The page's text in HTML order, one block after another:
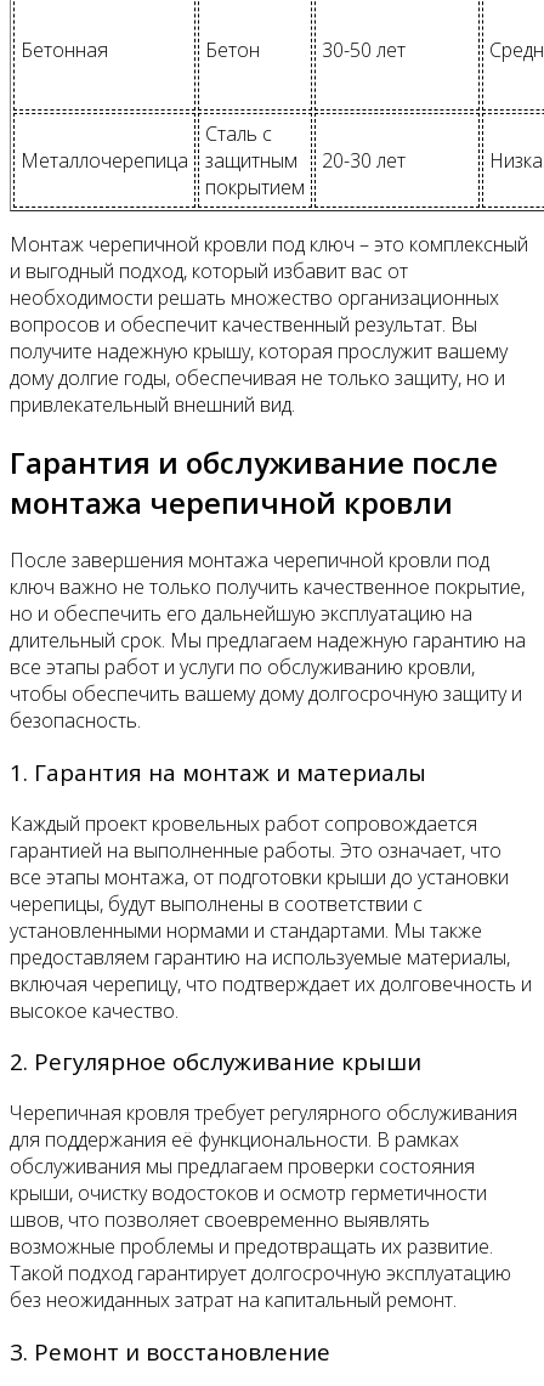
Бетонная Бетон 30-50 лет
Металлочерепица
Сталь с
защитным
покрытием
20-30 лет
Монтаж черепичной кровли под ключ – это комплексный
и выгодный подход, который избавит вас от
необходимости решать множество организационных
вопросов и обеспечит качественный результат. Вы
получите надежную крышу, которая прослужит вашему
дому долгие годы, обеспечивая не только защиту, но и
привлекательный внешний вид.
Гарантия и обслуживание после
монтажа черепичной кровли
После завершения монтажа черепичной кровли под
ключ важно не только получить качественное покрытие,
но и обеспечить его дальнейшую эксплуатацию на
длительный срок. Мы предлагаем надежную гарантию на
все этапы работ и услуги по обслуживанию кровли,
чтобы обеспечить вашему дому долгосрочную защиту и
безопасность.
1. Гарантия на монтаж и материалы
Каждый проект кровельных работ сопровождается
гарантией на выполненные работы. Это означает, что
все этапы монтажа, от подготовки крыши до установки
черепицы, будут выполнены в соответствии с
установленными нормами и стандартами. Мы также
предоставляем гарантию на используемые материалы,
включая черепицу, что подтверждает их долговечность и
высокое качество.
2. Регулярное обслуживание крыши
Черепичная кровля требует регулярного обслуживания
для поддержания её функциональности. В рамках
обслуживания мы предлагаем проверки состояния
крыши, очистку водостоков и осмотр герметичности
швов, что позволяет своевременно выявлять
возможные проблемы и предотвращать их развитие.
Такой подход гарантирует долгосрочную эксплуатацию
без неожиданных затрат на капитальный ремонт.
3. Ремонт и восстановление